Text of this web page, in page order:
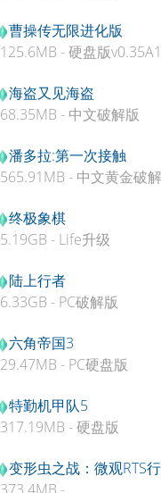
曹操传无限进化版
125.6MB - 硬盘版v0.35A1
海盗又见海盗
68.35MB - 中文破解版
潘多拉:第一次接触
565.91MB - 中文黄金破解
终极象棋
5.19GB - Life升级
陆上行者
6.33GB - PC破解版
六角帝国3
29.47MB - PC硬盘版
特勤机甲队5
317.19MB - 硬盘版
变形虫之战：微观RTS行